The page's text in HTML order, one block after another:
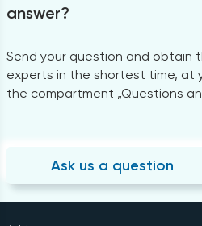
answer?
Send your question and obtain
experts in the shortest time, at
the compartment „Questions
Ask us a question